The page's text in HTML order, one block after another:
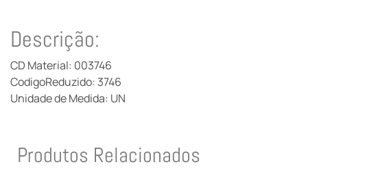
Descrição:
CD Material: 003746
CodigoReduzido: 3746
Unidade de Medida: UN
Produtos Relacionados